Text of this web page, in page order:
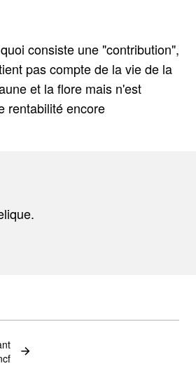
consiste une "contribution",
pas compte de la vie de la
et la flore mais n'est
rentabilité encore